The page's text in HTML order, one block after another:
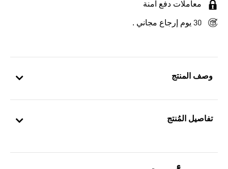
وصف المنتج
تفاصيل المُنتج
معاملات دفع آمنة